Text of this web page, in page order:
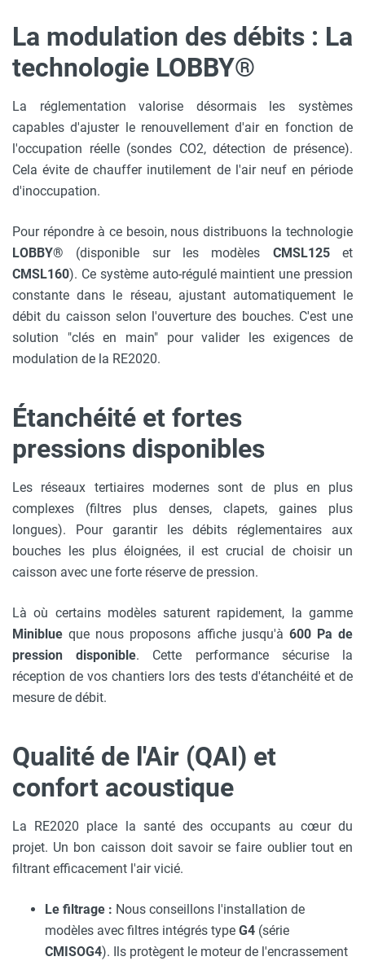
La modulation des débits : La
technologie LOBBY®
La réglementation valorise désormais les systèmes
capables d'ajuster le renouvellement d'air en fonction de
l'occupation réelle (sondes CO2, détection de présence).
Cela évite de chauffer inutilement de l'air neuf en période
d'inoccupation.
Pour répondre à ce besoin, nous distribuons la technologie
LOBBY® (disponible sur les modèles CMSL125et
CMSL160). Ce système auto-régulé maintient une pression
constante dans le réseau, ajustant automatiquement le
débit du caisson selon l'ouverture des bouches. C'est une
solution "clés en main" pour valider les exigences de
modulation de la RE2020.
Étanchéité et fortes
pressions disponibles
Les réseaux tertiaires modernes sont de plus en plus
complexes (filtres plus denses, clapets, gaines plus
longues). Pour garantir les débits réglementaires aux
bouches les plus éloignées, il est crucial de choisir un
caisson avec une forte réserve de pression.
Là où certains modèles saturent rapidement, la gamme
Miniblue que nous proposons affiche jusqu'à 600 Pa de
pression disponible. Cette performance sécurise la
réception de vos chantiers lors des tests d'étanchéité et de
mesure de débit.
Qualité de l'Air (QAI) et
confort acoustique
La RE2020 place la santé des occupants au cœur du
projet. Un bon caisson doit savoir se faire oublier tout en
filtrant efficacement l'air vicié.
Le filtrage : Nous conseillons l'installation de
modèles avec filtres intégrés type G4 (série
CMISOG4). Ils protègent le moteur de l'encrassement